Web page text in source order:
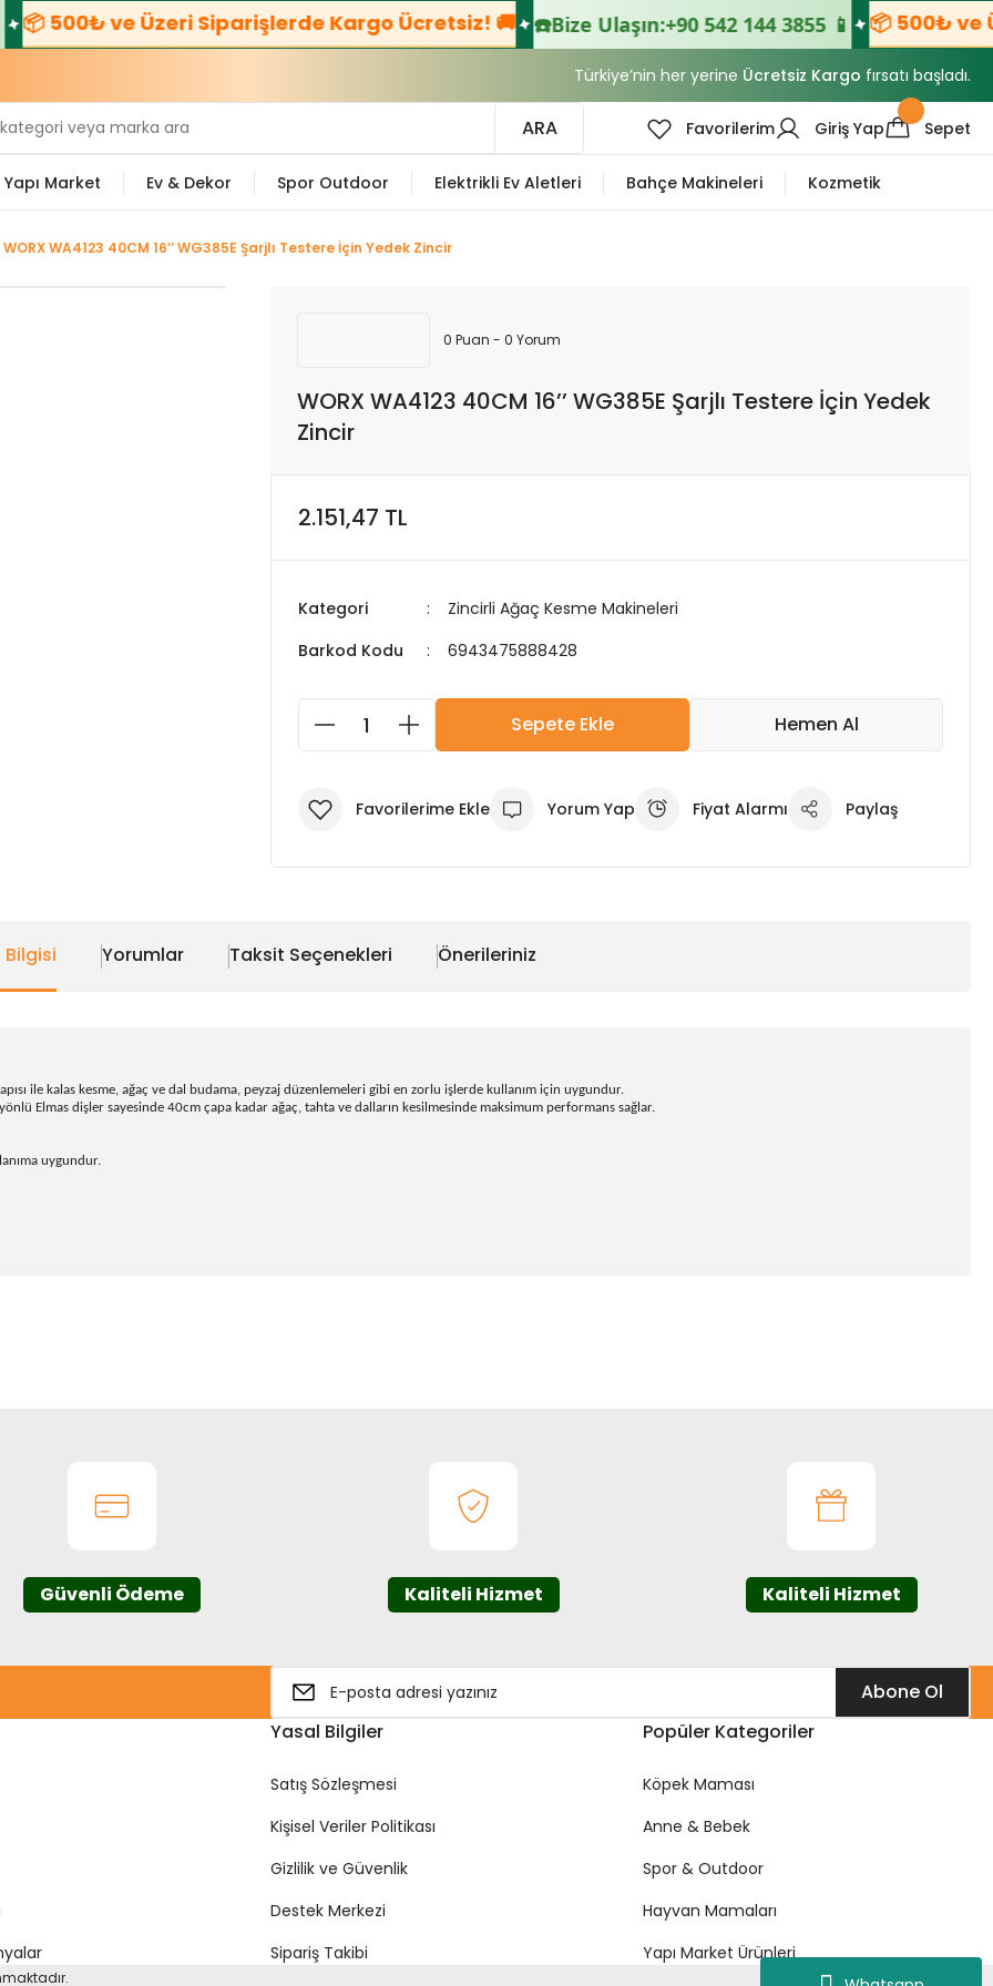
ve Üzeri Siparişlerde Kargo Ücretsiz! 🚚 ☎️Bize Ulaşın:+90 542 144 3855 📱 📦 500₺ ve Üzeri
Türkiye’nin her yerine Ücretsiz Kargo fırsatı başladı.
ARA Favorilerim Giriş Yap Sepet
Yapı Market Ev & Dekor Spor Outdoor Elektrikli Ev Aletleri Bahçe Makineleri Kozmetik
WORX WA4123 40CM 16’’ WG385E Şarjlı Testere İçin Yedek Zincir
0 Puan - 0 Yorum
WORX WA4123 40CM 16’’ WG385E Şarjlı Testere İçin Yedek
Zincir
2.151,47 TL
Kategori
Zincirli Ağaç Kesme Makineleri
Barkod Kodu
6943475888428
Sepete Ekle Hemen Al
Yorum Yap Fiyat Alarmı Paylaş
Bilgisi Yorumlar Taksit Seçenekleri Önerileriniz
ile kalas kesme, ağaç ve dal budama, peyzaj düzenlemeleri gibi en zorlu işlerde kullanım için uygundur.
Elmas dişler sayesinde 40cm çapa kadar ağaç, tahta ve dalların kesilmesinde maksimum performans sağlar.
uygundur.
Güvenli Ödeme Kaliteli Hizmet Kaliteli Hizmet
Abone Ol
Yasal Bilgiler
Satış Sözleşmesi
Kişisel Veriler Politikası
Gizlilik ve Güvenlik
Destek Merkezi
Sipariş Takibi
Popüler Kategoriler
Köpek Maması
Anne & Bebek
Spor & Outdoor
Hayvan Mamaları
Yapı Market Ürünleri